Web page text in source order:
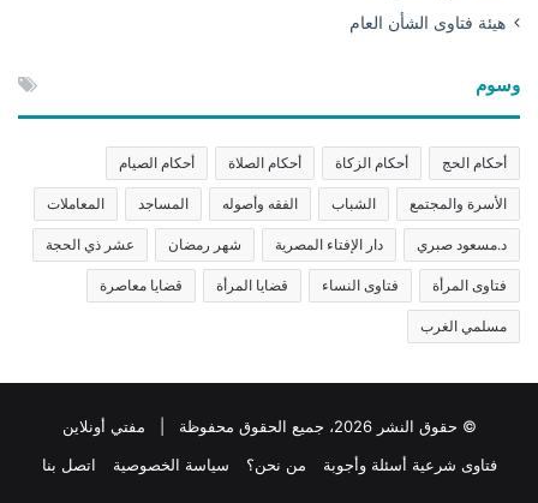
هيئة فتاوى الشأن العام
وسوم
أحكام الحج أحكام الزكاة أحكام الصلاة أحكام الصيام
الأسرة والمجتمع الشباب الفقه وأصوله المساجد المعاملات
د.مسعود صبري دار الإفتاء المصرية شهر رمضان عشر ذي الحجة
فتاوى المرأة فتاوى النساء قضايا المرأة قضايا معاصرة
مسلمي الغرب
© حقوق النشر 2026، جميع الحقوق محفوظة | مفتي أونلاين
فتاوى شرعية أسئلة وأجوبة
من نحن؟ سياسة الخصوصية اتصل بنا